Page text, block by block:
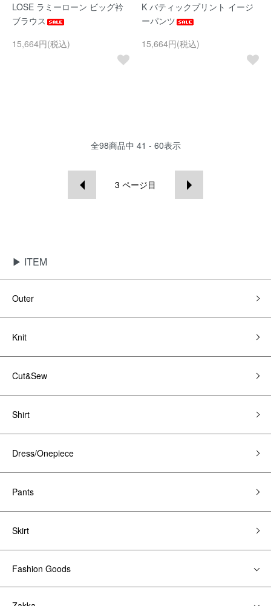
LOSE ラミーローン ビッグ衿
ブラウス
15,664円(税込)
K バティックプリント イージ
ーパンツ
15,664円(税込)
全98商品中 41 - 60表示
3 ページ目
▶ ITEM
Outer
Knit
Cut&Sew
Shirt
Dress/Onepiece
Pants
Skirt
Fashion Goods